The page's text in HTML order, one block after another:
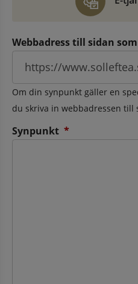
Webbadress till sidan
Om din synpunkt gäller en
du skriva in webbadressen till
Synpunkt *